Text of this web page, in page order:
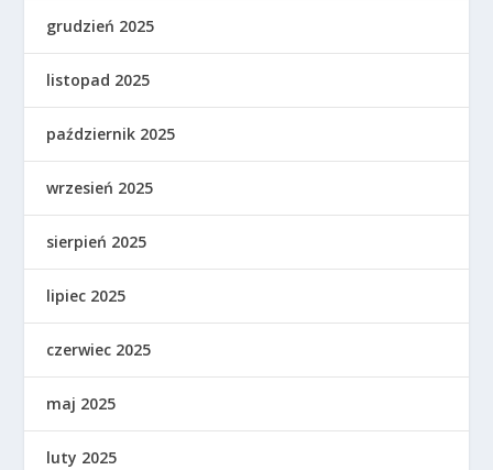
grudzień 2025
listopad 2025
październik 2025
wrzesień 2025
sierpień 2025
lipiec 2025
czerwiec 2025
maj 2025
luty 2025